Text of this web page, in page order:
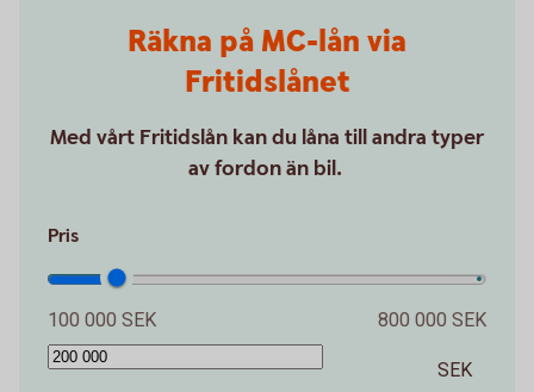
Räkna på MC-lån via
Fritidslånet
Med vårt Fritidslån kan du låna till andra typer
av fordon än bil.
Pris
100 000 SEK 800 000 SEK
SEK